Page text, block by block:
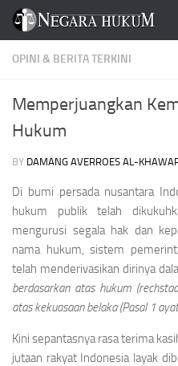
Skip to content
OPINI & BERITA TERKINI
Memperjuangkan
Hukum
BY DAMANG AVERROES AL-
Di bumi persada nusantara
hukum publik telah
mengurusi segala hak dan
nama hukum, sistem
telah menderivasikan dirinya
berdasarkan atas hukum
atas kekuasaan belaka (Pasal 1
Kini sepantasnya rasa terima
jutaan rakyat Indonesia layak